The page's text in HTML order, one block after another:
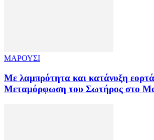
ΜΑΡΟΥΣΙ
Με λαμπρότητα και κατάνυξη
Μεταμόρφωση του Σωτήρος στο